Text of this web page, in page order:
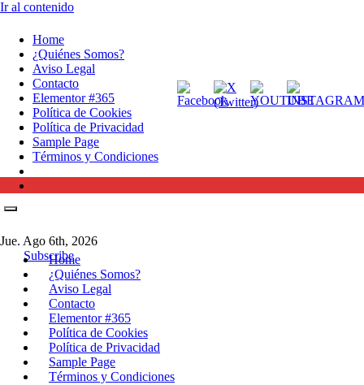
Ir al contenido
Home
¿Quiénes Somos?
Aviso Legal
Contacto
Elementor #365
Política de Cookies
Política de Privacidad
Sample Page
Términos y Condiciones
Jue. Ago 6th, 2026
Subscribe
Home
¿Quiénes Somos?
Aviso Legal
Contacto
Elementor #365
Política de Cookies
Política de Privacidad
Sample Page
Términos y Condiciones